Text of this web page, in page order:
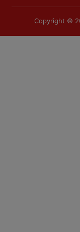
Copyright ©